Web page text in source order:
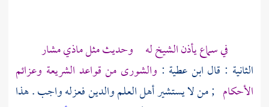
في سماع يأذن الشيخ له وحديث مثل ماذي مشار
الثانية : قال ابن عطية : والشورى من قواعد الشريعة وعزائم
الأحكام ; من لا يستشير أهل العلم والدين فعزله واجب . هذا